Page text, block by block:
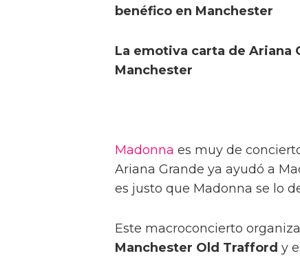
benéfico en Manchester
La emotiva carta de Ariana
Manchester
Madonna es muy de
Ariana Grande ya ayudó a
es justo que Madonna se lo
Este macroconcierto
Manchester Old Trafford y